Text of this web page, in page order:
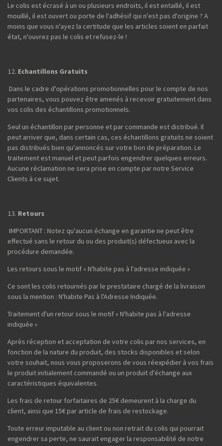
Le colis est écrasé à un ou plusieurs endroits, il est entaillé, il est
mouillé, il est ouvert ou porte de l'adhésif qui n'est pas d'origine ? A
moins que vous n'ayez la certitude que les articles soient en parfait
état, n'ouvrez pas le colis et refusez-le !
Echantillons Gratuits
Dans le cadre d'opérations promotionnelles pour le compte de nos
partenaires, vous pouvez être amenés à recevoir gratuitement dans
vos colis des échantillons promotionnels.
Seul un échantillon par personne et par commande est distribué. Il
peut arriver que, dans certain cas, ces échantillons gratuits ne soient
pas distribués bien qu'annoncés sur votre bon de préparation. Le
traitement est manuel et peut parfois engendrer quelques erreurs.
Aucune réclamation ne sera prise en compte par notre Service
Clients à ce sujet.
Retours
IMPORTANT : Notez qu'aucun échange en garantie ne peut être
effectué sans le retour du ou des produit(s) défectueux avec la
procédure demandée.
Les retours sous le motif « N'habite pas à l'adresse indiquée »
Ce sont les colis retournés par le prestataire chargé de la livraison
sous la mention : N'habite Pas à l'Adresse Indiquée.
Traitement d'un retour sous le motif « N'habite pas à l'adresse
indiquée »
Après réception et acceptation de votre colis par nos services, en
fonction de la nature du produit, des stocks disponibles et selon
votre souhait, nous vous proposerons de vous réexpédier à vos frais
le produit initialement commandé ou un produit d'échange aux
caractéristiques équivalentes.
Les frais de retour forfaitaires de 25€ demeurent à la charge du
client, ainsi que 15€ par article de frais de restockage.
Toute erreur imputable au client ou non retrait du colis qui pourrait
engendrer sa perte, ne saurait engager la responsabilité de notre